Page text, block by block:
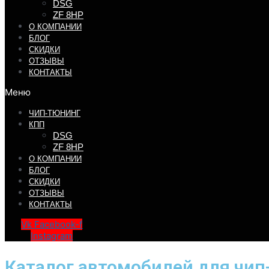
DSG
ZF 8HP
О КОМПАНИИ
БЛОГ
СКИДКИ
ОТЗЫВЫ
КОНТАКТЫ
Меню
ЧИП-ТЮНИНГ
КПП
DSG
ZF 8HP
О КОМПАНИИ
БЛОГ
СКИДКИ
ОТЗЫВЫ
КОНТАКТЫ
Vk Facebook-f
Instagram